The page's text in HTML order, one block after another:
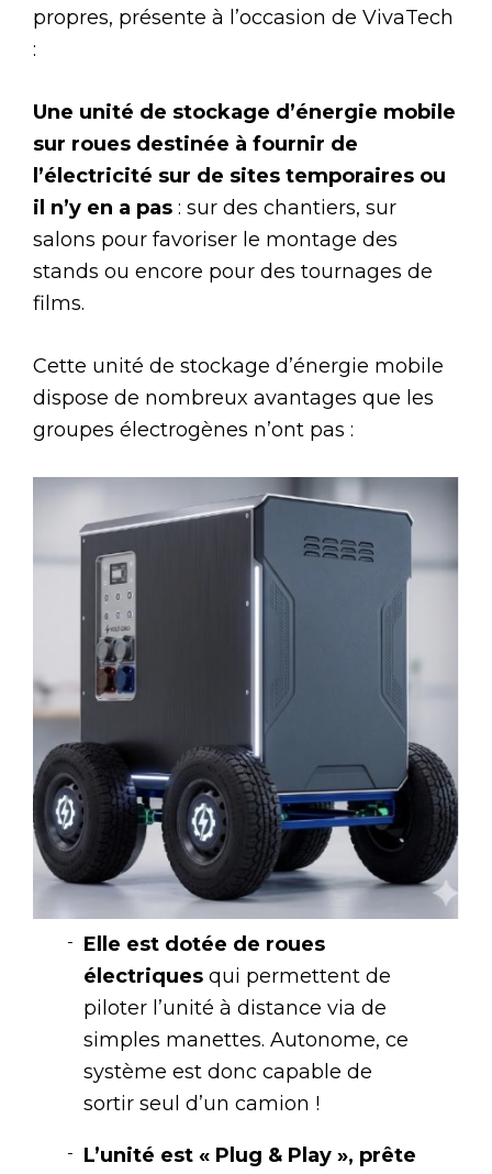
propres, présente à l’occasion de VivaTech
:
Une unité de stockage d’énergie mobile
sur roues destinée à fournir de
l’électricité sur de sites temporaires ou
il n’y en a pas : sur des chantiers, sur
salons pour favoriser le montage des
stands ou encore pour des tournages de
films.
Cette unité de stockage d’énergie mobile
dispose de nombreux avantages que les
groupes électrogènes n’ont pas :
Elle est dotée de roues
électriquesqui permettent de
piloter l’unité à distance via de
simples manettes. Autonome, ce
système est donc capable de
sortir seul d’un camion !
L’unité est « Plug & Play », prête